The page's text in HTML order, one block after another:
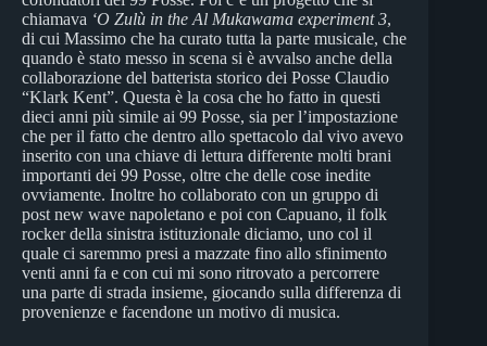
chiamava ‘O Zulù in the Al Mukawama experiment 3,
di cui Massimo che ha curato tutta la parte musicale, che
quando è stato messo in scena si è avvalso anche della
collaborazione del batterista storico dei Posse Claudio
“Klark Kent”. Questa è la cosa che ho fatto in questi
dieci anni più simile ai 99 Posse, sia per l’impostazione
che per il fatto che dentro allo spettacolo dal vivo avevo
inserito con una chiave di lettura differente molti brani
importanti dei 99 Posse, oltre che delle cose inedite
ovviamente. Inoltre ho collaborato con un gruppo di
post new wave napoletano e poi con Capuano, il folk
rocker della sinistra istituzionale diciamo, uno col il
quale ci saremmo presi a mazzate fino allo sfinimento
venti anni fa e con cui mi sono ritrovato a percorrere
una parte di strada insieme, giocando sulla differenza di
provenienze e facendone un motivo di musica.